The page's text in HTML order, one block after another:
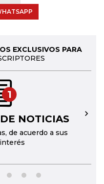
EXCLUSIVOS PARA
1
NOTICIAS
de acuerdo a sus
→